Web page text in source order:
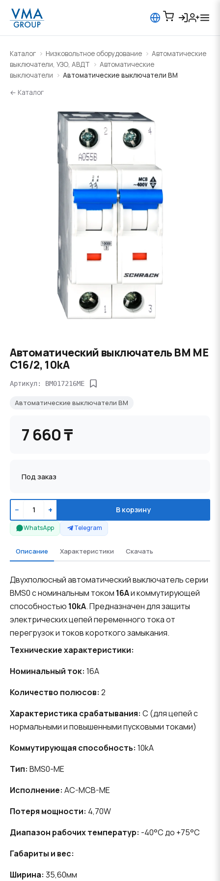
Каталог Низковольтное оборудование
Автоматические
выключатели, УЗО, АВДТ
Автоматические
выключатели
Автоматические выключатели BM
← Каталог
Автоматический выключатель BM ME
C16/2, 10kA
Артикул: BM017216ME
Автоматические выключатели BM
7 660 ₸
Под заказ
− + В корзину
WhatsApp Telegram
Описание Характеристики Скачать
Двухполюсный автоматический выключатель серии
BMS0 с номинальным током 16Aи коммутирующей
способностью 10kA. Предназначен для защиты
электрических цепей переменного тока от
перегрузок и токов короткого замыкания.
Технические характеристики:
Номинальный ток: 16A
Количество полюсов: 2
Характеристика срабатывания: C (для цепей с
нормальными и повышенными пусковыми токами)
Коммутирующая способность: 10kA
Тип: BMS0-ME
Исполнение: AC-MCB-ME
Потеря мощности: 4,70W
Диапазон рабочих температур: -40°C до +75°C
Габариты и вес:
Ширина: 35,60мм